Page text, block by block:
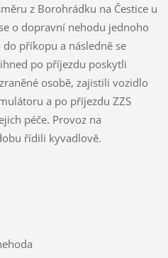
z Borohrádku na Čestice u
o dopravní nehodu jednoho
příkopu a následně se
po příjezdu poskytli
osobě, zajistili vozidlo
a po příjezdu ZZS
péče. Provoz na
řídili kyvadlově.